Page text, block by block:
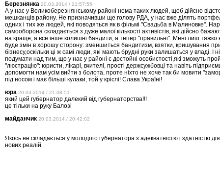
Березнянка 20.03.2014 / 21:57:55
А у нас у Великоберезнянському районі нема таких людей, щоб дійсно
мешканців району. Не призначивши ще голову РДА, у нас вже ділять
одних і тих же людей, які поводяться як в фільмі "Свадьба в Малиновке".
самооборона складається з дуже малої кількості активістів, які дійсно
на краще, а все інше колишні бандити, а тепер "правильні". Мені лиш тяжко
буде змін в хорошу сторону: зменшиться бандитизм, взятки, кришування
бізнесу,оскільки ці ж самі люди, які мають брудні руки залишаться у владі. І
подумати над тим, що у нас у районі є достойні особистості,які зможуть
"люстрацію": юристи, лікарі, вчителі, прості держсужбовці та навіть
допомогти нам усім вийти з болота, проте ніхто не хоче так би мовити
під носом і має більші кулаки, той у кріслі! Слава Україні!
юра 20.03.2014 / 21:08:51
який цей губернатор далекий від губернаторства!!!
це тільки на руку Балозі
майданчик 20.03.2014 / 20:42:02
Якось не складається у молодого губернатора з адекватністю і здатністю
нових реалій